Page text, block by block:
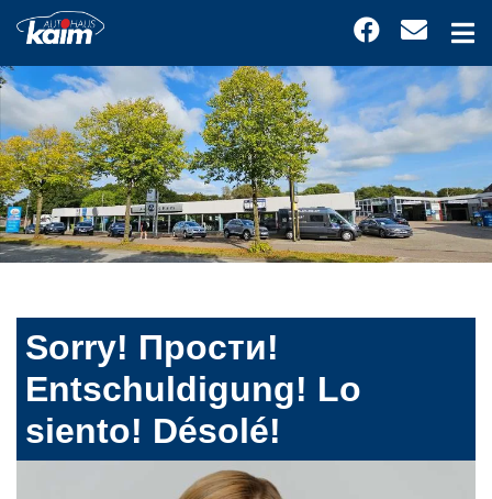
Sorry! Прости!
Entschuldigung! Lo
siento! Désolé!